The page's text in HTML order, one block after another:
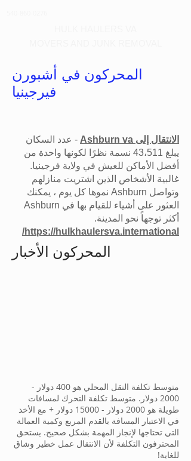
المحركون في أشبورن
فيرجينيا
الانتقال إلى Ashburn va
- عدد السكان
يبلغ 43،511 نسمة نظرًا لكونها واحدة من
أفضل الأماكن للعيش في ولاية فرجينيا.
غالبية الأشخاص الذين اشتريت منازلهم
وتواصل Ashburn نموها كل يوم ، يمكنك
العثور على أشياء للقيام بها في Ashburn
أكثر توجهاً نحو المدينة.
https://hulkhaulersva.international/
المحركون الأخبار
متوسط تكلفة النقل المحلي هو 400 دولار -
2000 دولار. متوسط تكلفة التحرك لمسافات
طويلة هو 2000 دولار - 15000 دولار + مع الأخذ
في الاعتبار المسافة بالقدم المربع وكمية العمالة
التي تحتاجها لإنجاز المهمة بشكل صحيح. يستحق
المحترفون التكلفة لأن الانتقال عمل خطير وشاق
للغاية!